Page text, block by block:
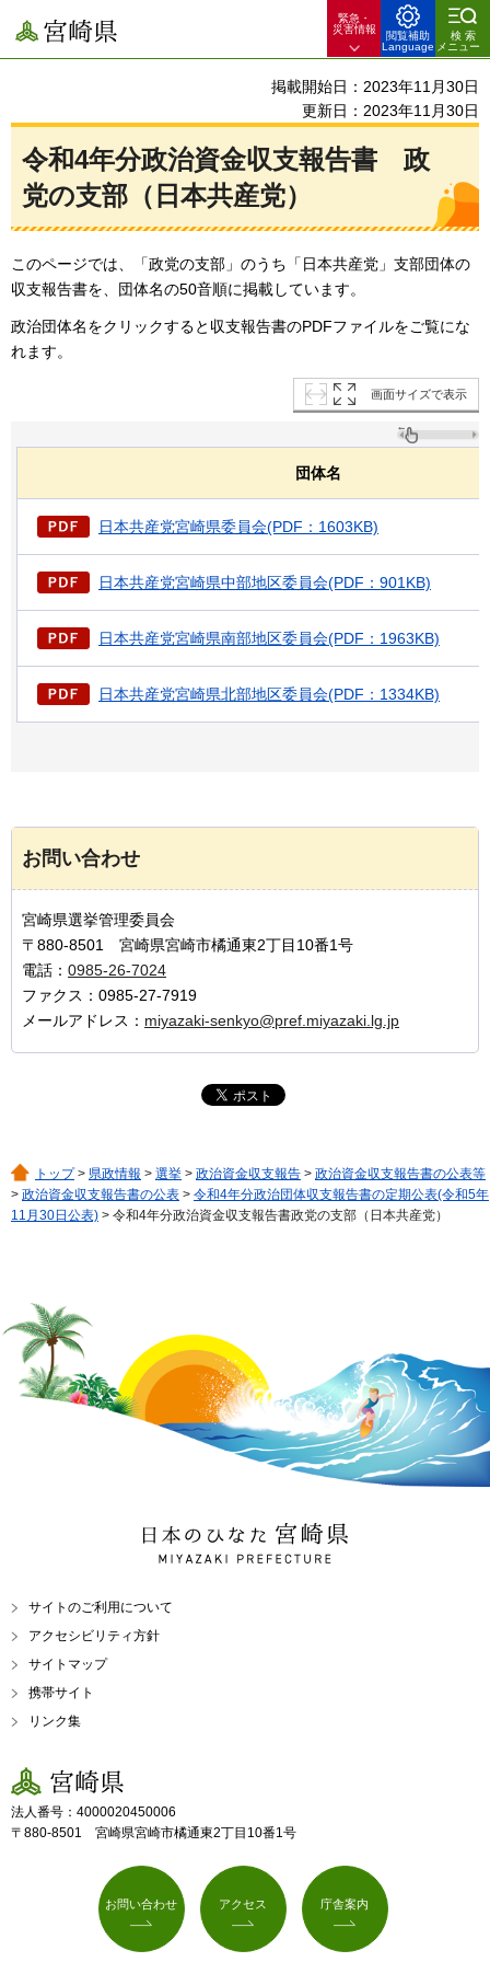
宮崎県
緊急・
災害情報
閲覧補助
Language
検索
メニュー
掲載開始日：2023年11月30日
更新日：2023年11月30日
令和4年分政治資金収支報告書
政
党の支部（日本共産党）
このページでは、「政党の支部」のうち「日本共産党」支部団体の
収支報告書を、団体名の50音順に掲載しています。
政治団体名をクリックすると収支報告書のPDFファイルをご覧にな
れます。
画面サイズで表示
団体名
日本共産党宮崎県委員会(PDF：1603KB)
日本共産党宮崎県中部地区委員会(PDF：901KB)
日本共産党宮崎県南部地区委員会(PDF：1963KB)
日本共産党宮崎県北部地区委員会(PDF：1334KB)
お問い合わせ
宮崎県選挙管理委員会
〒880-8501 宮崎県宮崎市橘通東2丁目10番1号
電話： 0985-26-7024
ファクス：0985-27-7919
メールアドレス： miyazaki-senkyo@pref.miyazaki.lg.jp
トップ> 県政情報 > 選挙 > 政治資金収支報告 > 政治資金収支報告書の公表等
> 政治資金収支報告書の公表 > 令和4年分政治団体収支報告書の定期公表(令和5年
11月30日公表) > 令和4年分政治資金収支報告書政党の支部（日本共産党）
日本のひなた 宮崎県
MIYAZAKI PREFECTURE
サイトのご利用について
アクセシビリティ方針
サイトマップ
携帯サイト
リンク集
宮崎県
法人番号：4000020450006
〒880-8501 宮崎県宮崎市橘通東2丁目10番1号
お問い合わせ アクセス 庁舎案内